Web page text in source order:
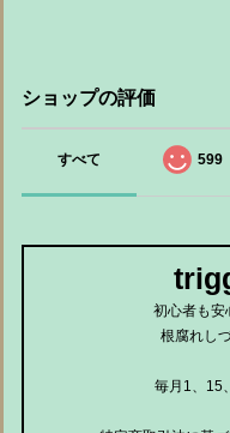
ショップの評価
すべて 599
初心者も安
根腐れし
毎月1、15